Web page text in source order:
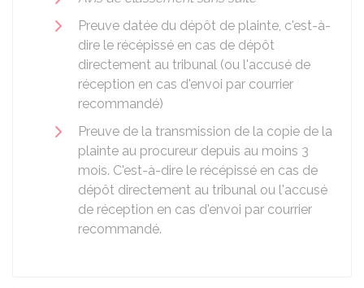
Preuve datée du dépôt de plainte, c'est-à-
dire le récépissé en cas de dépôt
directement au tribunal (ou l'accusé de
réception en cas d'envoi par courrier
recommandé)
Preuve de la transmission de la copie de la
plainte au procureur depuis au moins 3
mois. C'est-à-dire le récépissé en cas de
dépôt directement au tribunal ou l'accusé
de réception en cas d'envoi par courrier
recommandé.